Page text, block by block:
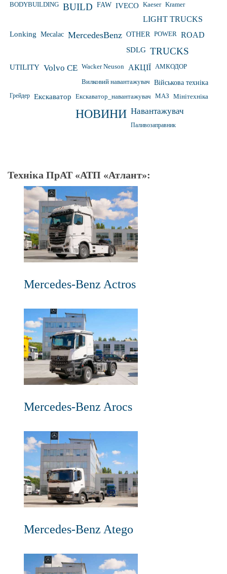
BODYBUILDING BUILD FAW IVECO Kaeser Kramer
LIGHT TRUCKS
Lonking Mecalac MercedesBenz OTHER POWER ROAD
SDLG TRUCKS
UTILITY Volvo CE Wacker Neuson АКЦІЇ АМКОДОР
Вилковий навантажувач Військова техніка
Грейдер Екскаватор Екскаватор_навантажувач МАЗ Мінітехніка
НОВИНИ Навантажувач
Паливозаправник
Техніка ПрАТ «АТП «Атлант»:
Mercedes-Benz Actros
Mercedes-Benz Arocs
Mercedes-Benz Atego